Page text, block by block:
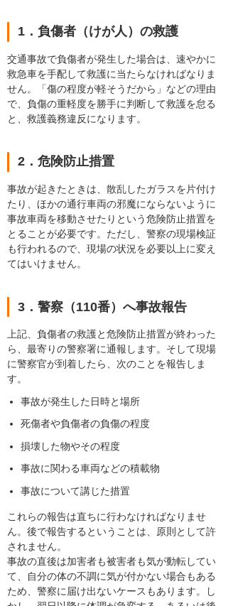
1．負傷者（けが人）の救護
交通事故で負傷者が発生した場合は、速やかに
救急車を手配して救護に当たらなければなりま
せん。「傷の程度が軽そうだから」などの理由
で、負傷の重軽度を勝手に判断して救護を怠る
と、救護義務違反になります。
2．危険防止措置
事故が起きたときは、散乱したガラスを片付け
たり、ほかの通行車両の邪魔にならないように
事故車両を移動させたりという危険防止措置を
とることが必要です。ただし、警察の現場検証
も行われるので、現場の状況を必要以上に変え
てはいけません。
3．警察（110番）へ事故報告
上記、負傷者の救護と危険防止措置が終わった
ら、最寄りの警察署に通報します。そして現場
に警察官が到着したら、次のことを報告しま
す。
事故が発生した日時と場所
死傷者や負傷者の負傷の程度
損壊した物やその程度
事故に関わる車両などの積載物
事故について講じた措置
これらの報告は直ちに行わなければなりませ
ん。後で報告するということは、原則として許
されません。
事故の直後は加害者も被害者も気が動転してい
て、自分の体の不調に気が付かない場合もある
ため、警察に届け出ないケースもあります。し